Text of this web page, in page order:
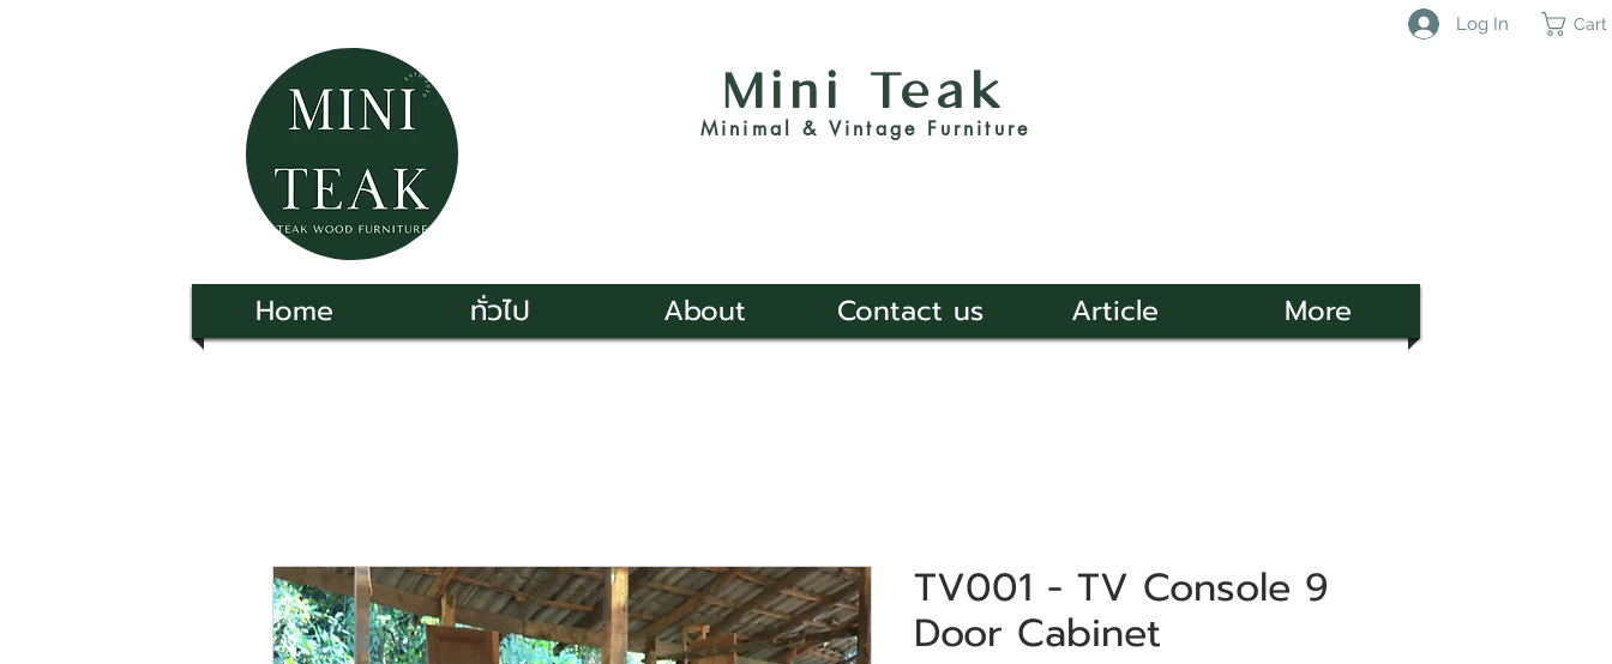
Log In Cart
Mini Teak
Minimal & Vintage Furniture
Home ทั่วไป About Contact us Article More
TV001 - TV Console 9
Door Cabinet